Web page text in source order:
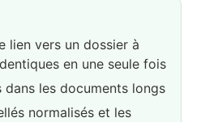
lien vers un dossier à
en une seule fois
dans les documents longs
normalisés et les